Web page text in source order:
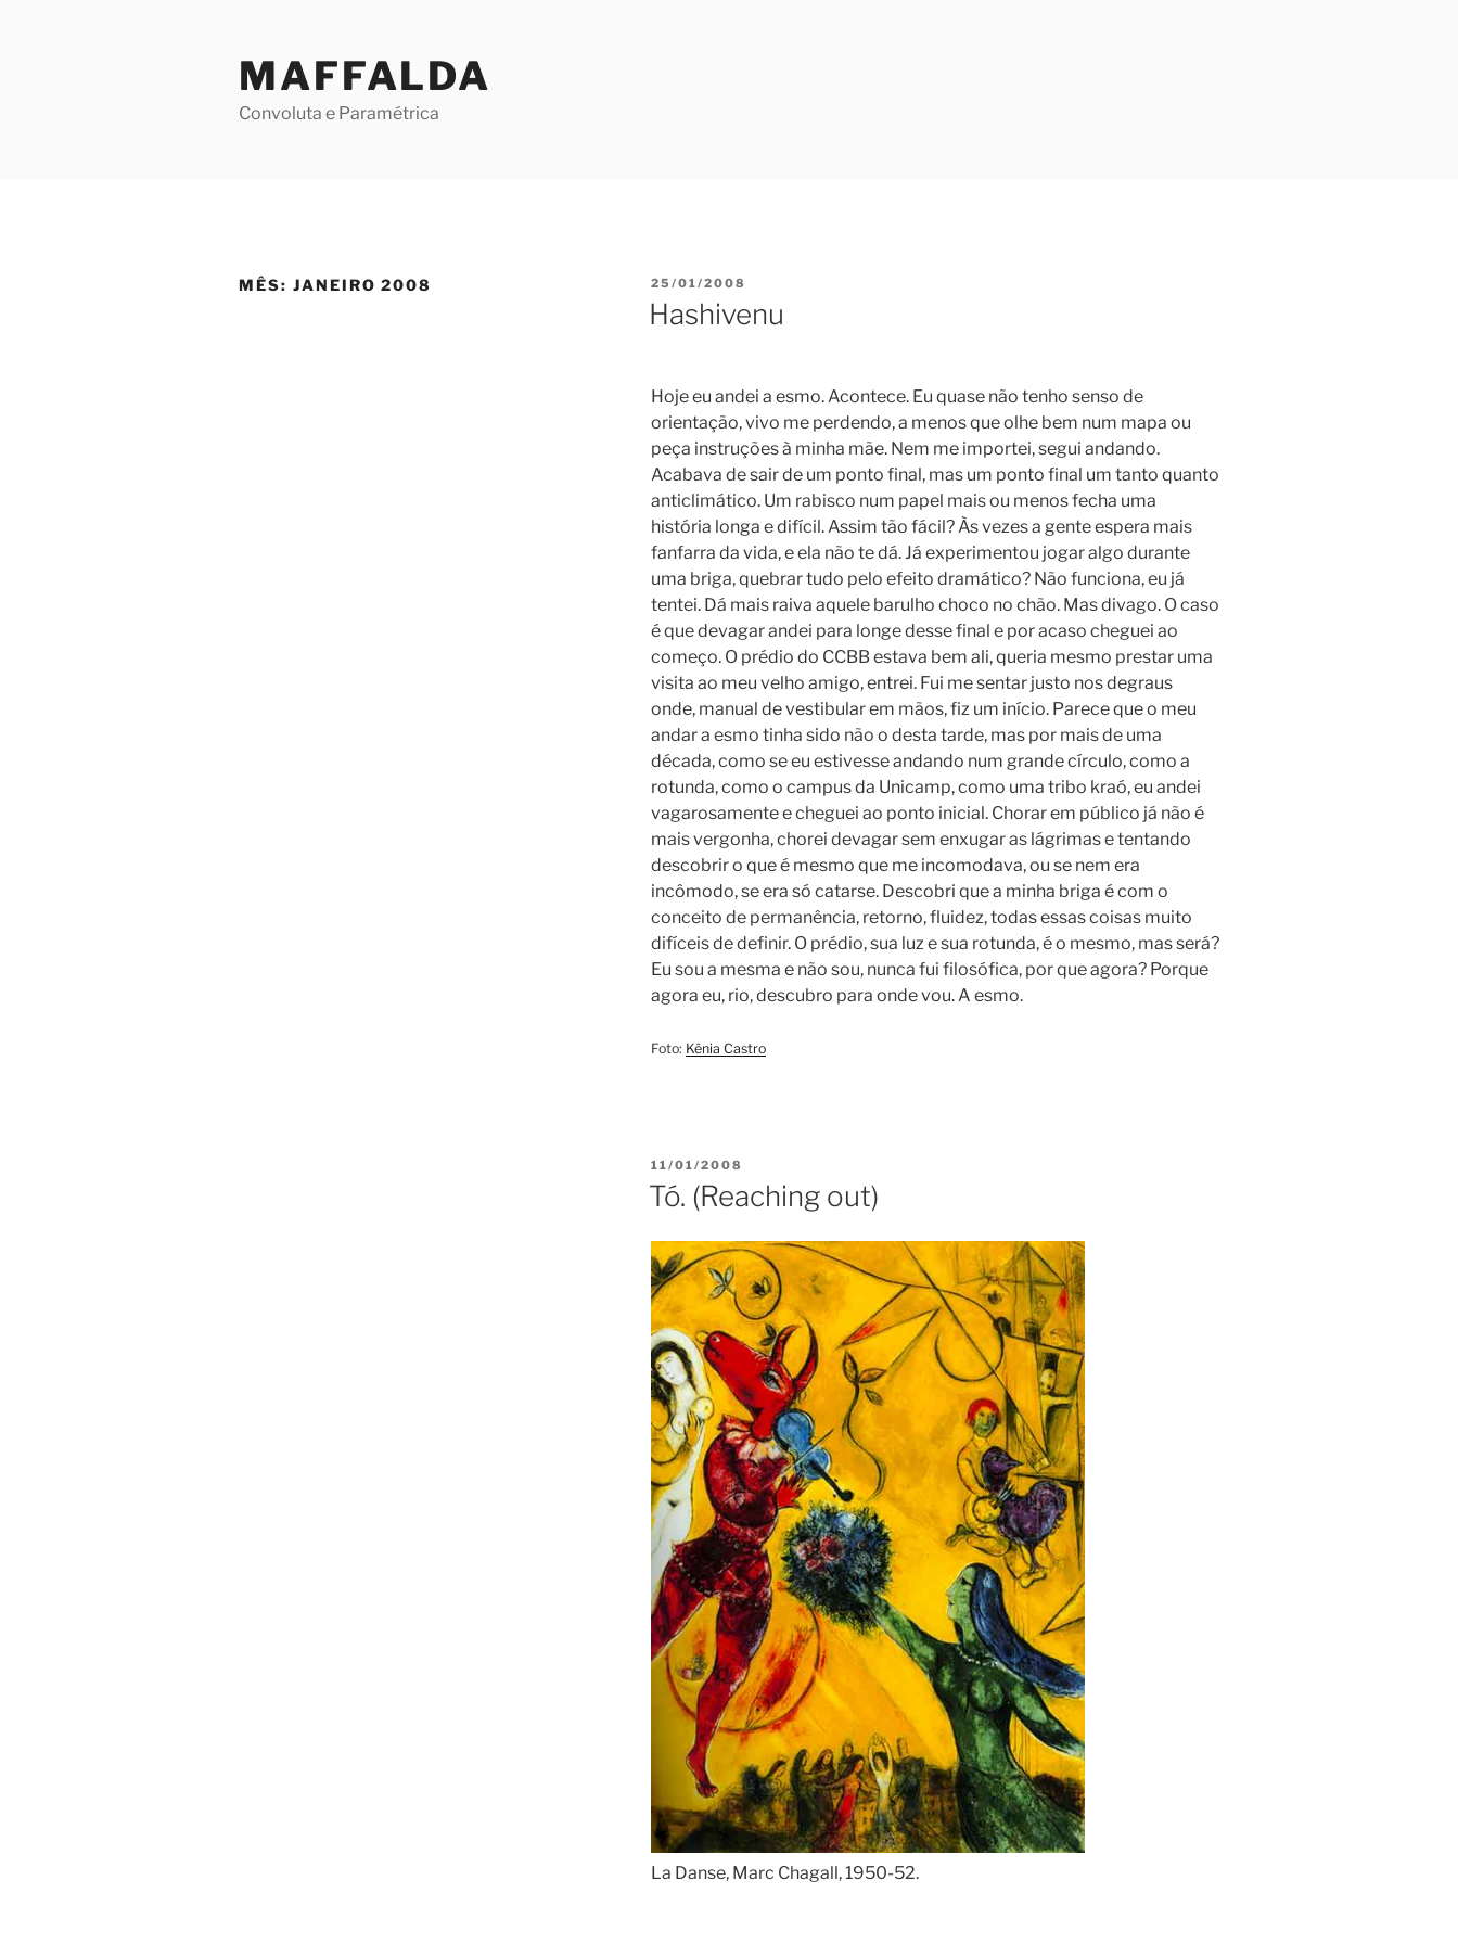
MAFFALDA
Convoluta e Paramétrica
MÊS: JANEIRO 2008
POSTED
ON
25/01/2008
Hashivenu
Hoje eu andei a esmo. Acontece. Eu quase não tenho senso de
orientação, vivo me perdendo, a menos que olhe bem num mapa ou
peça instruções à minha mãe. Nem me importei, segui andando.
Acabava de sair de um ponto final, mas um ponto final um tanto quanto
anticlimático. Um rabisco num papel mais ou menos fecha uma
história longa e difícil. Assim tão fácil? Às vezes a gente espera mais
fanfarra da vida, e ela não te dá. Já experimentou jogar algo durante
uma briga, quebrar tudo pelo efeito dramático? Não funciona, eu já
tentei. Dá mais raiva aquele barulho choco no chão. Mas divago. O caso
é que devagar andei para longe desse final e por acaso cheguei ao
começo. O prédio do CCBB estava bem ali, queria mesmo prestar uma
visita ao meu velho amigo, entrei. Fui me sentar justo nos degraus
onde, manual de vestibular em mãos, fiz um início. Parece que o meu
andar a esmo tinha sido não o desta tarde, mas por mais de uma
década, como se eu estivesse andando num grande círculo, como a
rotunda, como o campus da Unicamp, como uma tribo kraó, eu andei
vagarosamente e cheguei ao ponto inicial. Chorar em público já não é
mais vergonha, chorei devagar sem enxugar as lágrimas e tentando
descobrir o que é mesmo que me incomodava, ou se nem era
incômodo, se era só catarse. Descobri que a minha briga é com o
conceito de permanência, retorno, fluidez, todas essas coisas muito
difíceis de definir. O prédio, sua luz e sua rotunda, é o mesmo, mas será?
Eu sou a mesma e não sou, nunca fui filosófica, por que agora? Porque
agora eu, rio, descubro para onde vou. A esmo.
Foto: Kênia Castro
POSTED
ON
11/01/2008
Tó. (Reaching out)
La Danse, Marc Chagall, 1950-52.